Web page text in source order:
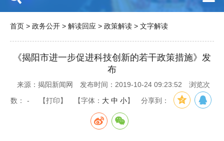
首页 > 政务公开 > 解读回应 > 政策解读 > 文字解读
《揭阳市进一步促进科技创新的若干政策措施》发
布
来源：揭阳新闻网 发布时间：2019-10-24 09:23:52 浏览次
数： - 【打印】 【字体： 大 中 小】 分享到：